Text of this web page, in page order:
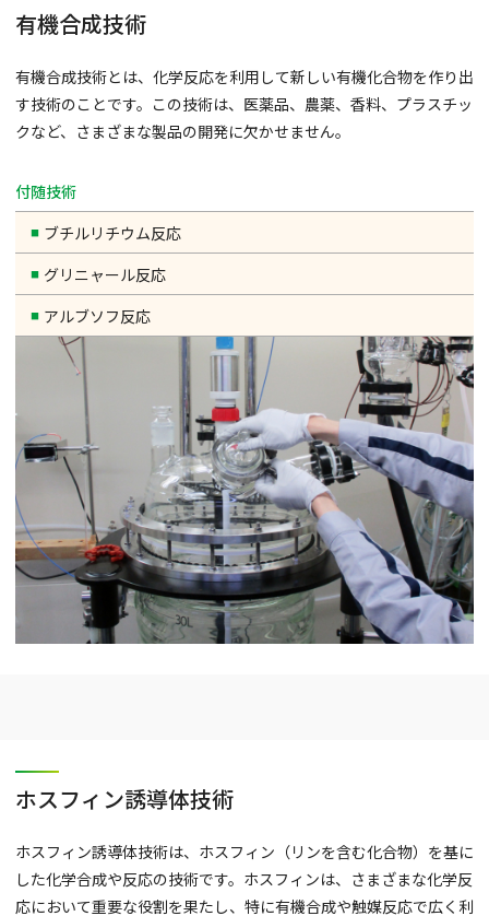
有機合成技術
有機合成技術とは、化学反応を利用して新しい有機化合物を作り出
す技術のことです。この技術は、医薬品、農薬、香料、プラスチッ
クなど、さまざまな製品の開発に欠かせません。
付随技術
ブチルリチウム反応
グリニャール反応
アルブソフ反応
ホスフィン誘導体技術
ホスフィン誘導体技術は、ホスフィン（リンを含む化合物）を基に
した化学合成や反応の技術です。ホスフィンは、さまざまな化学反
応において重要な役割を果たし、特に有機合成や触媒反応で広く利